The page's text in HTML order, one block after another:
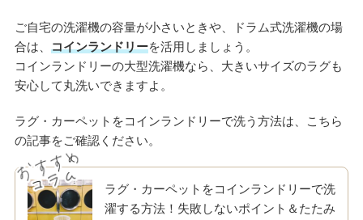
ご自宅の洗濯機の容量が小さいときや、ドラム式洗濯機の場
合は、 コインランドリーを活用しましょう。
コインランドリーの大型洗濯機なら、大きいサイズのラグも
安心して丸洗いできますよ。
ラグ・カーペットをコインランドリーで洗う方法は、こちら
の記事をご確認ください。
ラグ・カーペットをコインランドリーで洗
濯する方法！失敗しないポイント＆たたみ